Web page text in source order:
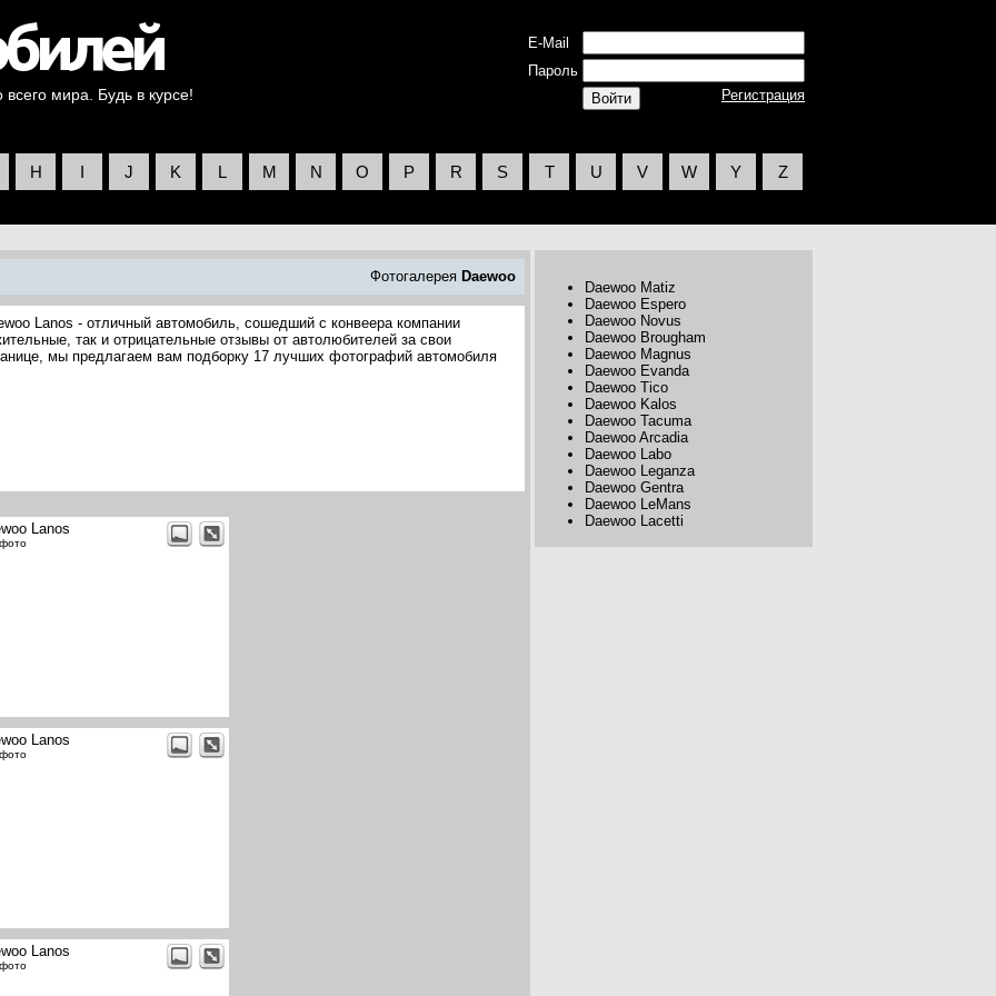
мира. Будь в курсе!
E-Mail
Пароль
Регистрация
H I J K L M N O P R S T U V W Y Z
Фотогалерея Daewoo
Lanos - отличный автомобиль, сошедший с конвеера компании
так и отрицательные отзывы от автолюбителей за свои
мы предлагаем вам подборку 17 лучших фотографий автомобиля
Lanos
Lanos
Lanos
Daewoo Matiz
Daewoo Espero
Daewoo Novus
Daewoo Brougham
Daewoo Magnus
Daewoo Evanda
Daewoo Tico
Daewoo Kalos
Daewoo Tacuma
Daewoo Arcadia
Daewoo Labo
Daewoo Leganza
Daewoo Gentra
Daewoo LeMans
Daewoo Lacetti